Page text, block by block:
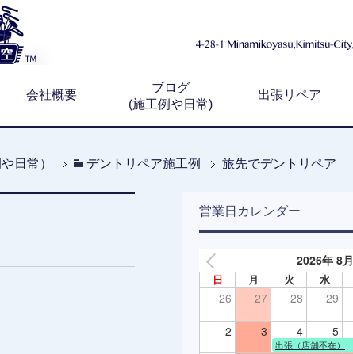
会社概要
ブログ
(施工例や日常)
出張リペア
日常） デントリペア施工例 旅先でデントリペア
営業日カレンダー
2026年 8月
日 月 火 水
26 27 28 29
2 3 4 5
出張（店舗不在）